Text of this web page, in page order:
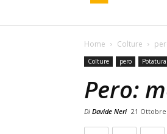
Home Colture
Colture pero
Pero:
Di Davide Neri 21 Ottobre